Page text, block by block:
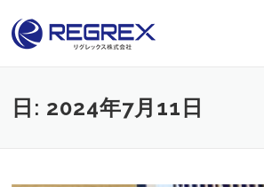
content
日: 2024年7月11日